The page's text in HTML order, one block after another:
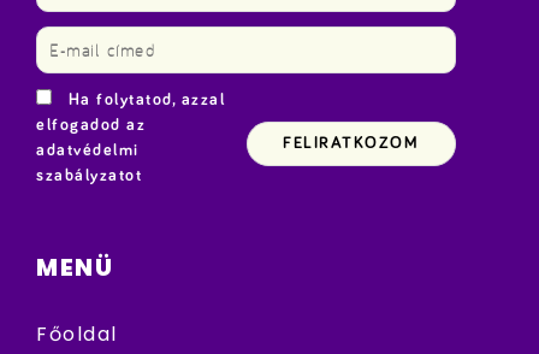
Ha folytatod, azzal
elfogadod az
adatvédelmi
szabályzatot
MENÜ
Főoldal